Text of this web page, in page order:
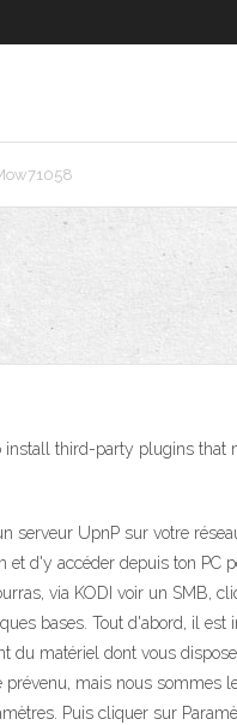
third-party plugins that
serveur UpnP sur votre
d'y accéder depuis ton PC
via KODI voir un SMB,
bases. Tout d'abord, il est
du matériel dont vous
mais nous sommes
Puis cliquer sur